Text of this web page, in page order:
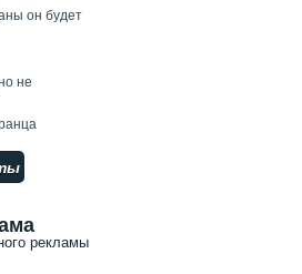
он будет
не
рекламы